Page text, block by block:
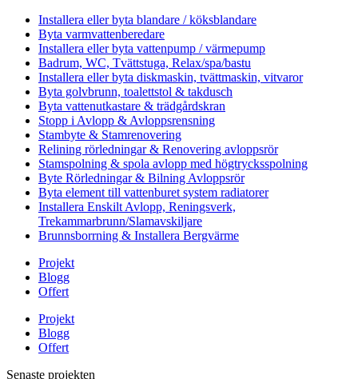
Installera eller byta blandare / köksblandare
Byta varmvattenberedare
Installera eller byta vattenpump / värmepump
Badrum, WC, Tvättstuga, Relax/spa/bastu
Installera eller byta diskmaskin, tvättmaskin, vitvaror
Byta golvbrunn, toalettstol & takdusch
Byta vattenutkastare & trädgårdskran
Stopp i Avlopp & Avloppsrensning
Stambyte & Stamrenovering
Relining rörledningar & Renovering avloppsrör
Stamspolning & spola avlopp med högtrycksspolning
Byte Rörledningar & Bilning Avloppsrör
Byta element till vattenburet system radiatorer
Installera Enskilt Avlopp, Reningsverk,
Trekammarbrunn/Slamavskiljare
Brunnsborrning & Installera Bergvärme
Projekt
Blogg
Offert
Projekt
Blogg
Offert
Senaste projekten